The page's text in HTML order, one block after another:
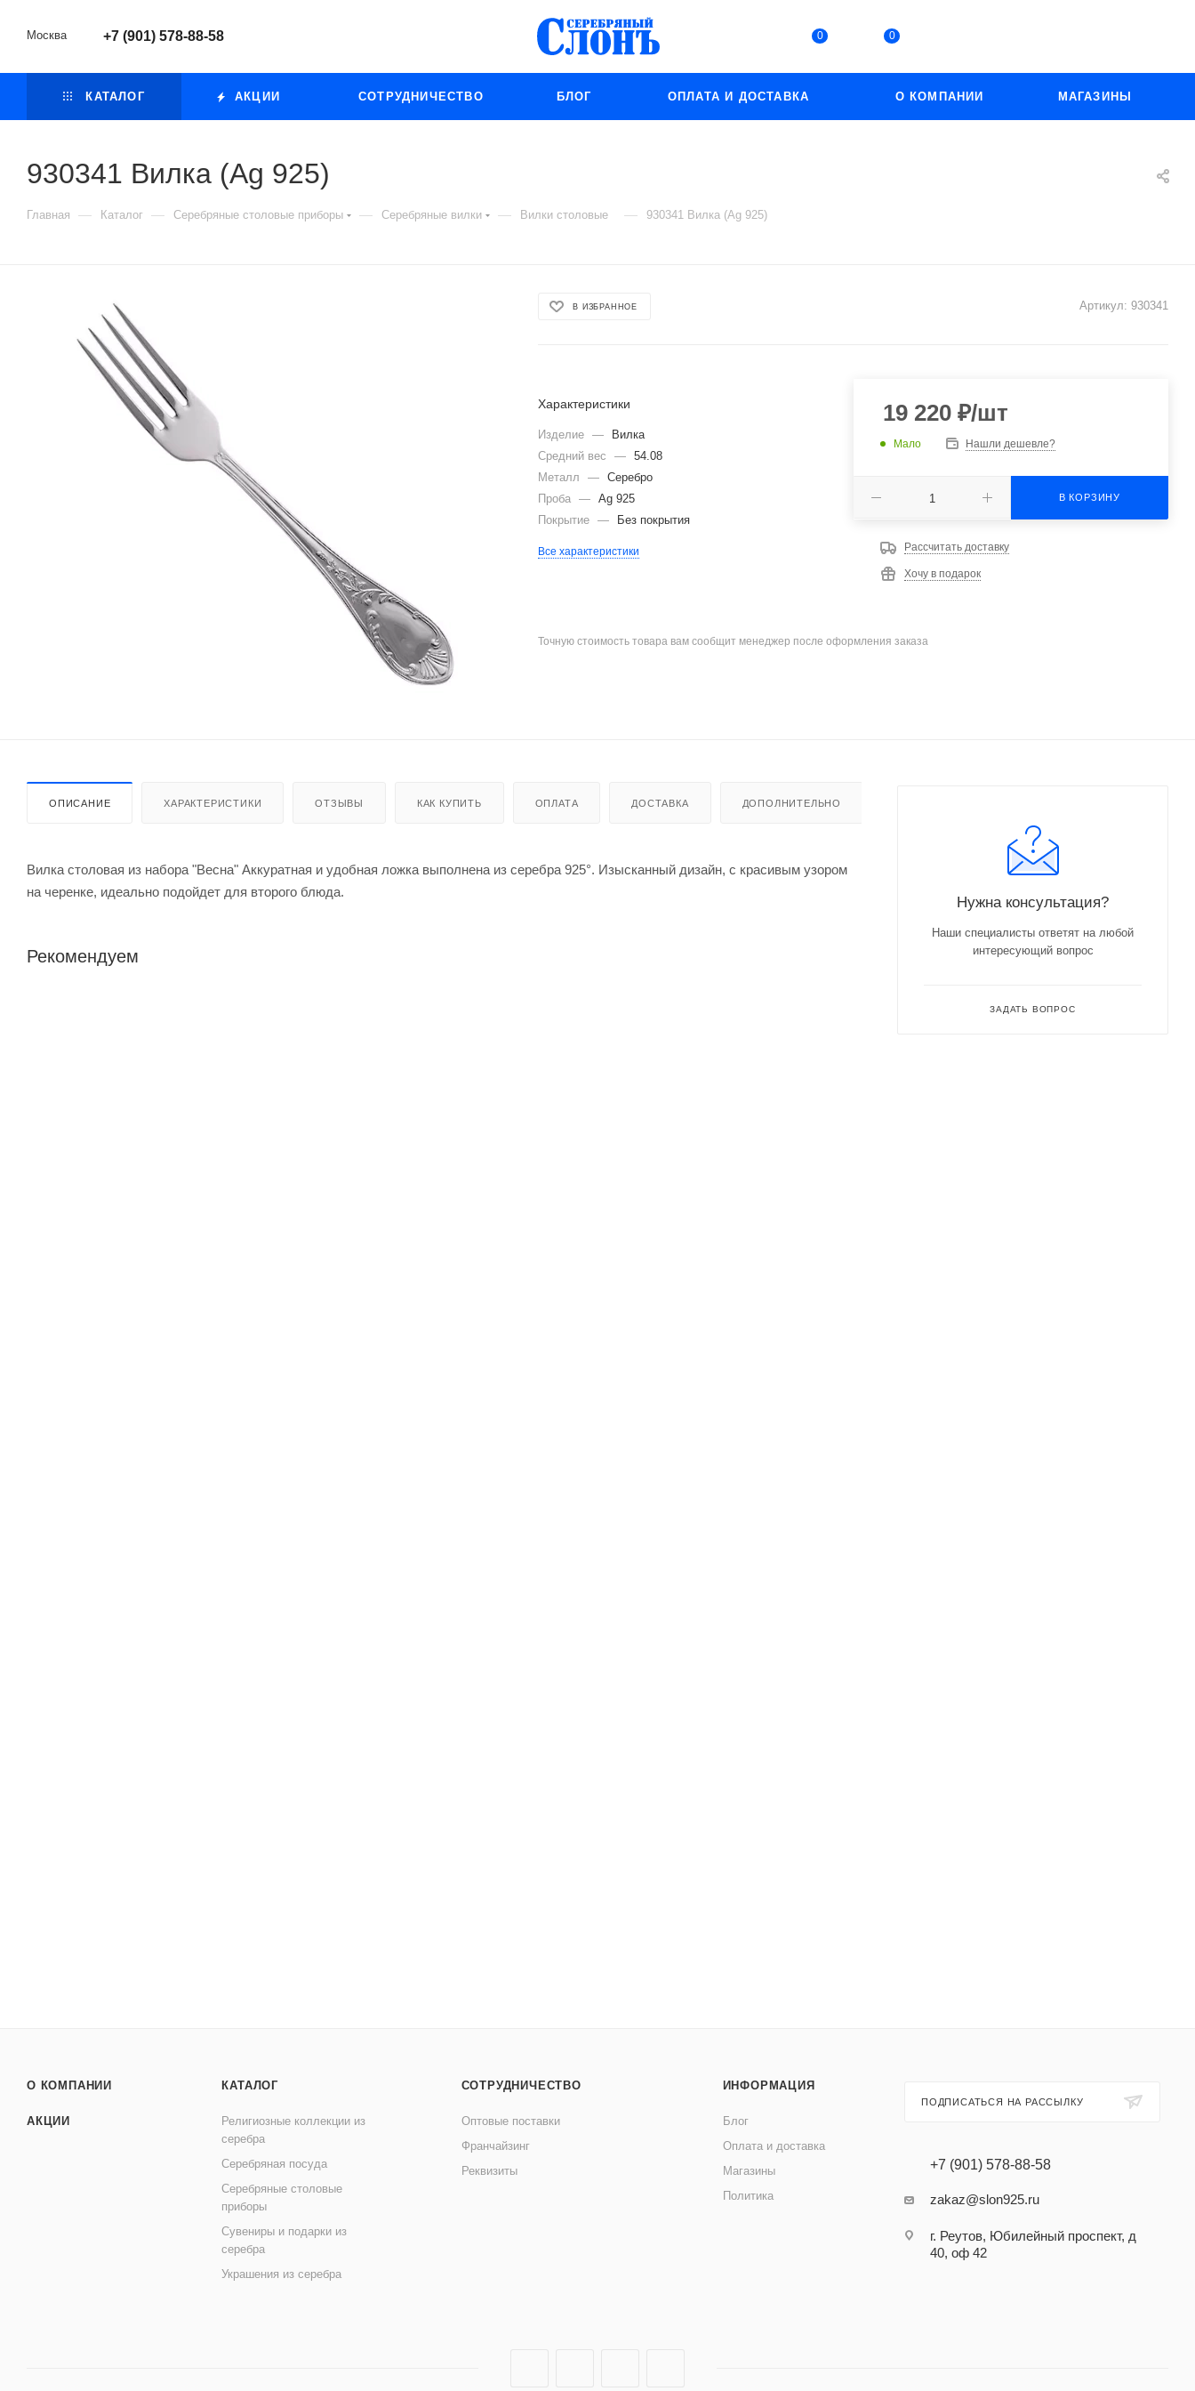
Москва +7 (901) 578-88-58 0 0
КАТАЛОГ АКЦИИ СОТРУДНИЧЕСТВО БЛОГ ОПЛАТА И ДОСТАВКА О КОМПАНИИ МАГАЗИНЫ
930341 Вилка (Ag 925)
Главная — Каталог — Серебряные столовые приборы — Серебряные вилки — Вилки столовые — 930341 Вилка (Ag 925)
В ИЗБРАННОЕ Артикул: 930341
Характеристики
Изделие —
Вилка
Средний вес
—
54.08
Металл
—
Серебро
Проба
—
Ag 925
Покрытие
— Без покрытия
Все характеристики
19 220₽/шт
Мало Нашли дешевле?
В КОРЗИНУ
Рассчитать доставку
Хочу в подарок
Точную стоимость товара вам сообщит менеджер после оформления заказа
ОПИСАНИЕ ХАРАКТЕРИСТИКИ ОТЗЫВЫ КАК КУПИТЬ ОПЛАТА ДОСТАВКА ДОПОЛНИТЕЛЬНО
Вилка столовая из набора "Весна" Аккуратная и удобная ложка выполнена из серебра 925°. Изысканный дизайн, с красивым узором
на черенке, идеально подойдет для второго блюда.
Рекомендуем
Нужна консультация?
Наши специалисты ответят на любой
интересующий вопрос
ЗАДАТЬ ВОПРОС
О КОМПАНИИ
АКЦИИ
КАТАЛОГ
Религиозные коллекции из
серебра
Серебряная посуда
Серебряные столовые
приборы
Сувениры и подарки из
серебра
Украшения из серебра
СОТРУДНИЧЕСТВО
Оптовые поставки
Франчайзинг
Реквизиты
ИНФОРМАЦИЯ
Блог
Оплата и доставка
Магазины
Политика
ПОДПИСАТЬСЯ НА РАССЫЛКУ
+7 (901) 578-88-58
zakaz@slon925.ru
г. Реутов, Юбилейный проспект, д
40, оф 42